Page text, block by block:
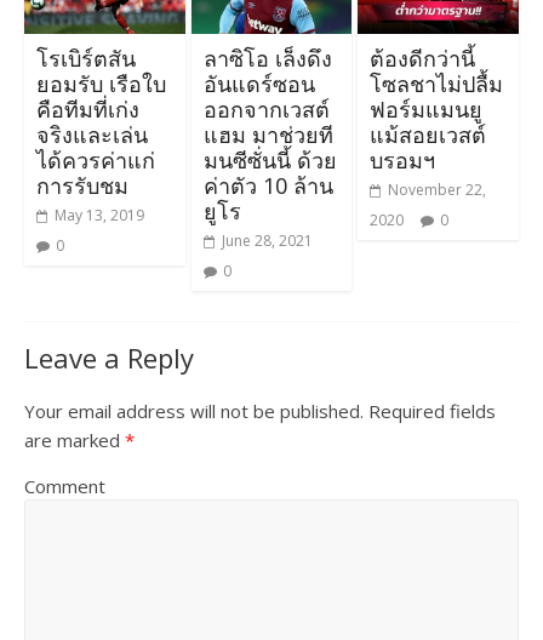
โรเบิร์ตสัน
ยอมรับ เรือใบ
คือทีมที่เก่ง
จริงและเล่น
ได้ควรค่าแก่
การรับชม
May 13, 2019
0
ลาซิโอ เล็งดึง
อันแดร์ซอน
ออกจากเวสต์
แฮม มาช่วยที
มนซีซั่นนี้ ด้วย
ค่าตัว 10 ล้าน
ยูโร
June 28, 2021
0
ต้องดีกว่านี้
โซลชาไม่ปลื้ม
ฟอร์มแมนยู
แม้สอยเวสต์
บรอมฯ
November 22,
2020
0
Leave a Reply
Your email address will not be published. Required fields
are marked *
Comment